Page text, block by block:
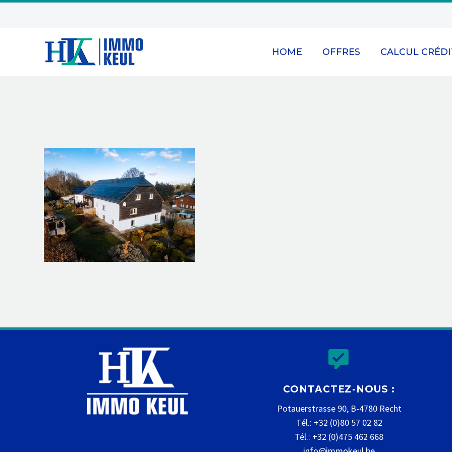
HOME OFFRES CALCUL


CONTACTEZ-NOUS :
Potauerstrasse 90, B-4780 Recht
Tél.: +32 (0)80 57 02 82
Tél.: +32 (0)475 462 668